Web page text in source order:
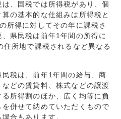
、国税では所得税があり、個
の基本的な仕組みは所得税と
所得に対してその年に課税さ
県民税は前年1年間の所得に
所地で課税されるなど異なる
税は、前年1年間の給与、商
どの賃貸料、株式などの譲渡
所得割のほか、広く均等に負
併せて納めていただくもので
合もあります。